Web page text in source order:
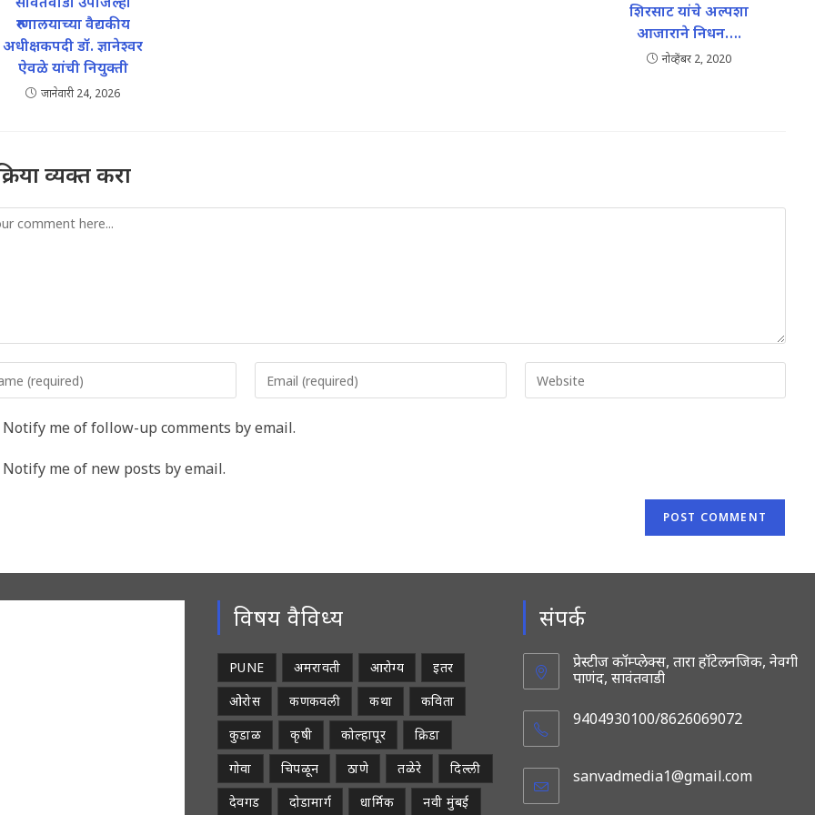
रुग्णालयाच्या वैद्यकीय
अधीक्षकपदी डॉ. ज्ञानेश्वर
ऐवळे यांची नियुक्ती
जानेवारी 24, 2026
शिरसाट यांचे अल्पशा
आजाराने निधन….
नोव्हेंबर 2, 2020
व्यक्त करा
your
address
your
Notify me of follow-up comments by email.
Notify me of new posts by email.
विषय वैविध्य
PUNE अमरावती आरोग्य
इतर
ओरोस
कणकवली कथा
कविता
कुडाळ
कृषी कोल्हापूर
क्रिडा
गोवा
चिपळून ठाणे तळेरे
दिल्ली
देवगड
दोडामार्ग धार्मिक नवी मुंबई
संपर्क
प्रेस्टीज कॉम्प्लेक्स, तारा हॉटेलनजिक, नेवगी
पाणंद, सावंतवाडी
9404930100/8626069072
sanvadmedia1@gmail.com